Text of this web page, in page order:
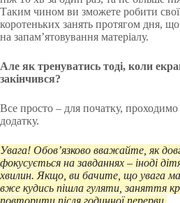
Таким чином ви зможете робити
коротеньких занять протягом дня,
на запам’ятовування матеріалу.
Але як тренуватись тоді, коли
закінчився?
Все просто – для початку,
додатку.
Увага! Обов’язково вважайте, як
фокусується на завданнях – іноді
хвилин. Якщо, ви бачите, що увага
вже кудись пішла гуляти, заняття
повторити після годинної перерви.